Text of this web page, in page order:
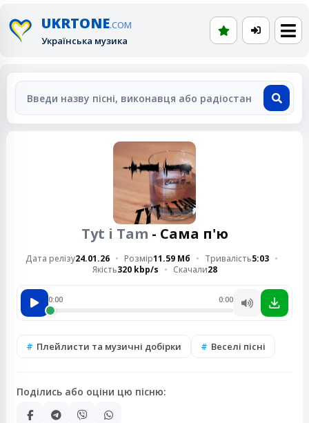
UKRTONE.COM
Українська музика
Tyt i Tam - Сама п'ю
Дата релізу24.01.26 Розмір11.59 Мб Тривалість5:03
Якість320 kbp/s Скачали28
0:00 0:00
Плейлисти та музичні добірки Веселі пісні
Поділись або оціни цю пісню: